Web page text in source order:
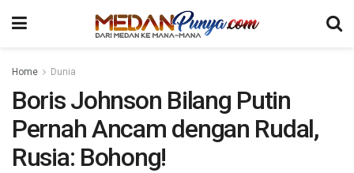
Home Dunia
Boris Johnson Bilang Putin
Pernah Ancam dengan Rudal,
Rusia: Bohong!